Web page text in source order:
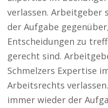
verlassen. Arbeitgeber
der Aufgabe
Entscheidungen zu
gerecht sind.
Schmelzers Expertise
Arbeitsrechts
immer wieder der